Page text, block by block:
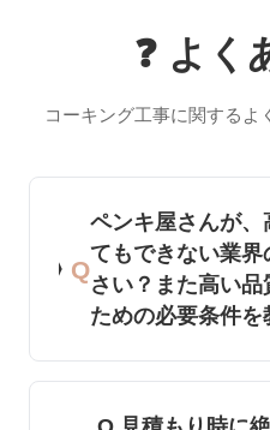
❓ よく
コーキング工事に関するよ
Q
ペンキ屋さんが、
てもできない業
さい？また高い
ための必要条件を